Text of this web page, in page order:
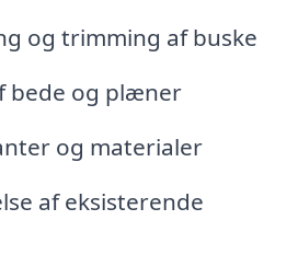
og trimming af buske
bede og plæner
og materialer
af eksisterende